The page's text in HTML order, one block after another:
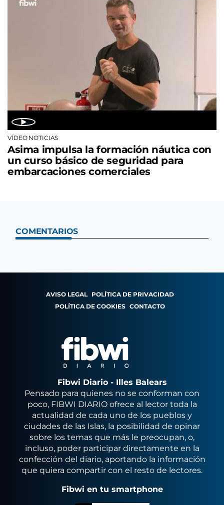
VÍDEO NOTICIAS
Asima impulsa la formación náutica con
un curso básico de seguridad para
embarcaciones comerciales
COMENTARIOS
AVISO LEGAL POLÍTICA DE PRIVACIDAD
POLÍTICA DE COOKIES CONTACTO
Fibwi Diario - Illes Balears
Pensado para quienes no se conforman con
poco, FIBWI DIARIO ofrece al lector toda la
actualidad de cada uno de los pueblos y
ciudades de las Islas, la posibilidad de opinar
sobre los temas que más le preocupan, o,
incluso, poder participar directamente en la
confección del diario, aportando la información
que quiera compartir con el resto de lectores.
Fibwi en tu smartphone